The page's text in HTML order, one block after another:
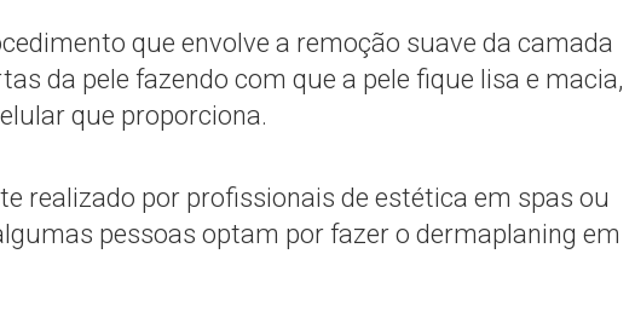
que envolve a remoção suave da camada
da pele fazendo com que a pele fique lisa e macia,
que proporciona.
realizado por profissionais de estética em spas ou
pessoas optam por fazer o dermaplaning em